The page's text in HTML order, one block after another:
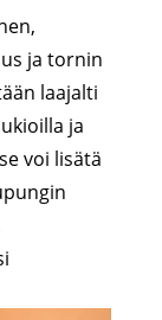
ja tornin
laajalti
ja
voi lisätä